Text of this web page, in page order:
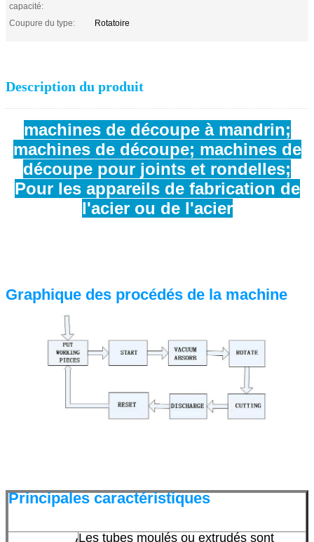
capacité:
Coupure du type: Rotatoire
Description du produit
machines de découpe à mandrin;
machines de découpe; machines de
découpe pour joints et rondelles;
Pour les appareils de fabrication de
l'acier ou de l'acier
Graphique des procédés de la machine
Principales caractéristiques
Les tubes moulés ou extrudés sont